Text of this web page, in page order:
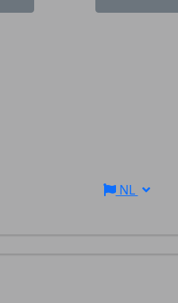
NL